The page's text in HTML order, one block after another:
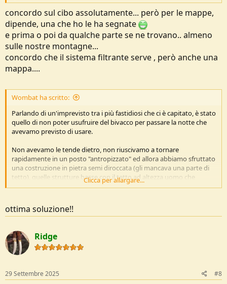
concordo sul cibo assolutamente... però per le mappe,
dipende, una che ho le ha segnate
e prima o poi da qualche parte se ne trovano.. almeno
sulle nostre montagne...
concordo che il sistema filtrante serve , però anche una
mappa....
Wombat ha scritto:
Parlando di un'imprevisto tra i più fastidiosi che ci è capitato, è stato
quello di non poter usufruire del bivacco per passare la notte che
avevamo previsto di usare.
Non avevamo le tende dietro, non riuscivamo a tornare
rapidamente in un posto "antropizzato" ed allora abbiamo sfruttato
una costruzione in pietra semi diroccata (gli mancava una parte di
tetto), quelle strutture basse con il tetto ad altezza uomo che
venivano utilizzate in passato come essicatoi per le castagne.
Quindi abbiamo liberato dal pietrisco il pavimento in terra, con un
poncho abbiamo coperto l'apertura sul tetto e ci siamo arrangiati
La copertura col poncho è stata provvidenziale perchè la notte ha
anche piovuto un po'...
Clicca per allargare...
ottima soluzione!!
Ridge
29 Settembre 2025 #8